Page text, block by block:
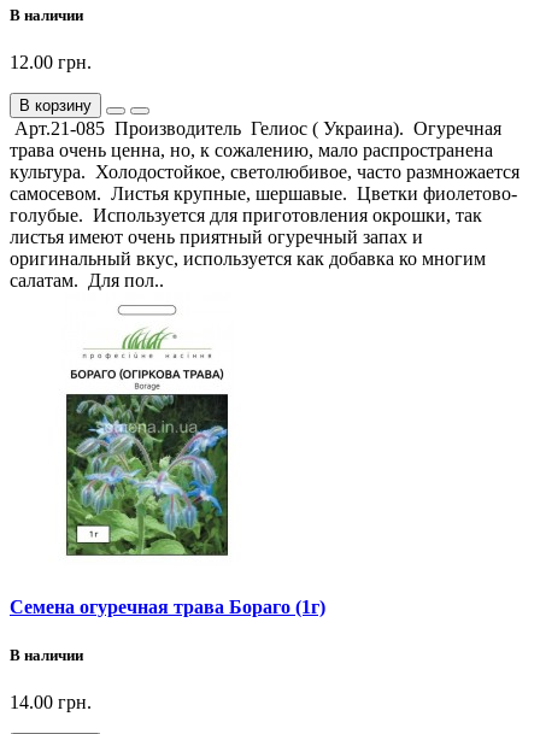
В наличии
12.00 грн.
В корзину
Арт.21-085 Производитель Гелиос ( Украина). Огуречная
трава очень ценна, но, к сожалению, мало распространена
культура. Холодостойкое, светолюбивое, часто размножается
самосевом. Листья крупные, шершавые. Цветки фиолетово-
голубые. Используется для приготовления окрошки, так
листья имеют очень приятный огуречный запах и
оригинальный вкус, используется как добавка ко многим
салатам. Для пол..
Семена огуречная трава Бораго (1г)
В наличии
14.00 грн.